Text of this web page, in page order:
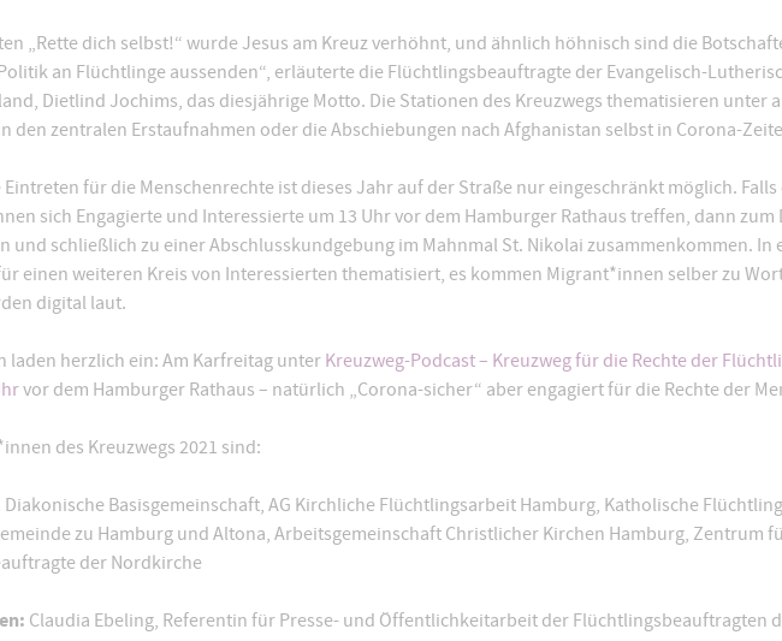
„Rette dich selbst!“ wurde Jesus am Kreuz verhöhnt, und ähnlich höhnisch sind die
an Flüchtlinge aussenden“, erläuterte die Flüchtlingsbeauftragte der Evangelisch-
Dietlind Jochims, das diesjährige Motto. Die Stationen des Kreuzwegs thematisieren unter
den zentralen Erstaufnahmen oder die Abschiebungen nach Afghanistan selbst in Corona-
Eintreten für die Menschenrechte ist dieses Jahr auf der Straße nur eingeschränkt möglich.
sich Engagierte und Interessierte um 13 Uhr vor dem Hamburger Rathaus treffen, dann
und schließlich zu einer Abschlusskundgebung im Mahnmal St. Nikolai zusammenkommen. In
einen weiteren Kreis von Interessierten thematisiert, es kommen Migrant*innen selber zu
digital laut.
laden herzlich ein: Am Karfreitag unter Kreuzweg-Podcast – Kreuzweg für die Rechte der
vor dem Hamburger Rathaus – natürlich „Corona-sicher“ aber engagiert für die Rechte der
des Kreuzwegs 2021 sind:
Diakonische Basisgemeinschaft, AG Kirchliche Flüchtlingsarbeit Hamburg, Katholische
zu Hamburg und Altona, Arbeitsgemeinschaft Christlicher Kirchen Hamburg, Zentrum
der Nordkirche
Claudia Ebeling, Referentin für Presse- und Öffentlichkeitarbeit der Flüchtlingsbeauftragten